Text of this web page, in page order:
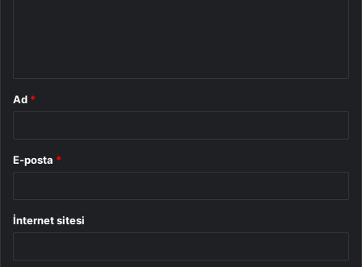
Ad *
E-posta *
İnternet sitesi